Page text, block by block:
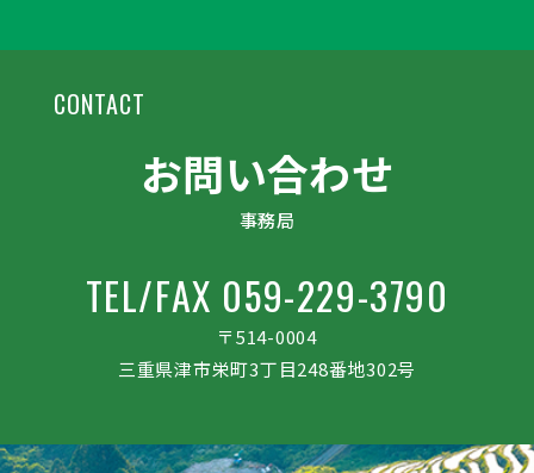
CONTACT
お問い合わせ
事務局
TEL/FAX 059-229-3790
〒514-0004
三重県津市栄町3丁目248番地302号